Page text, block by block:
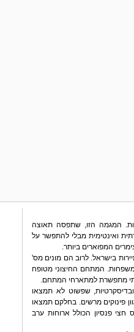
המגמה הזו, שתפסה תאוצה
ואינטימית מבלי להתפשר על
המפוארים ביותר.
בישראל. לרוב הם מונים מס'
המתחם החיצוני מטופח
מתפשרת למתארחי המתחם.
שפשוט לא תמצאו
פינוקים מרשים. בחלקם תמצאו
פנסיון הכולל ארוחות ערב